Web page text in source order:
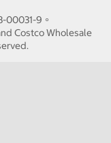
00031-9。
Costco Wholesale